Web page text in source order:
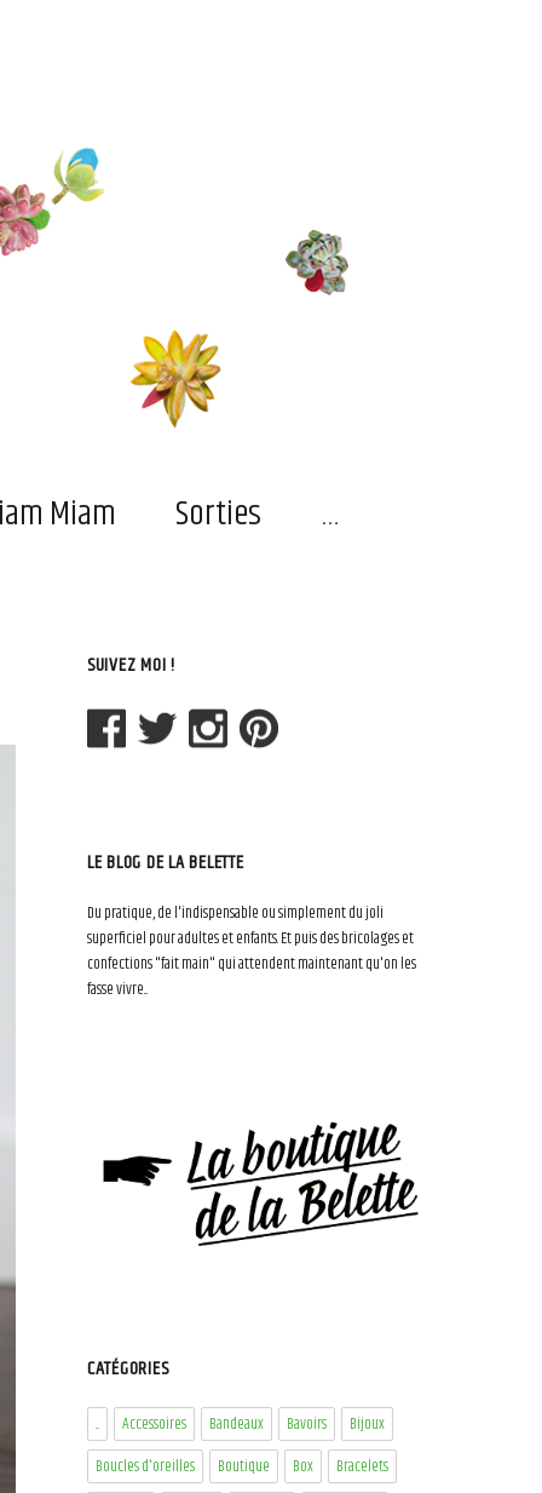
Miam Sorties …
SUIVEZ MOI !
LE BLOG DE LA BELETTE
Du pratique, de l'indispensable ou simplement du joli
superficiel pour adultes et enfants. Et puis des bricolages et
confections "fait main" qui attendent maintenant qu'on les
fasse vivre...
CATÉGORIES
... Accessoires Bandeaux Bavoirs
Bijoux
Boucles d'oreilles
Boutique Box
Bracelets